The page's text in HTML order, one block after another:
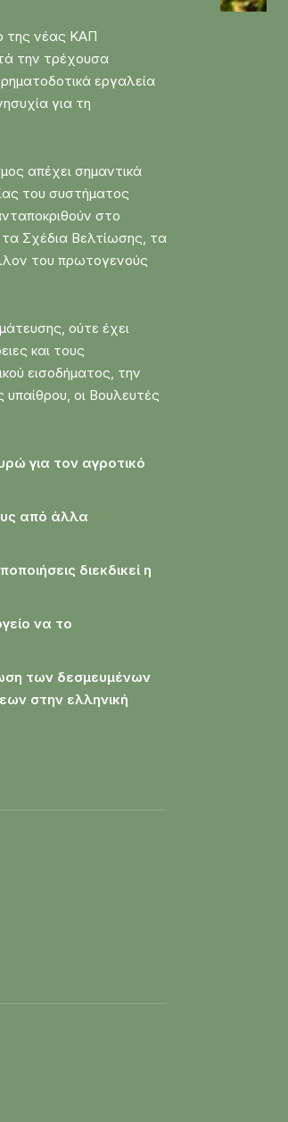
της νέας ΚΑΠ
την τρέχουσα
εργαλεία
για τη
απέχει σημαντικά
του συστήματος
στο
Σχέδια Βελτίωσης, τα
του πρωτογενούς
ούτε έχει
και τους
εισοδήματος, την
οι Βουλευτές
για τον αγροτικό
από άλλα
διεκδικεί η
να το
των δεσμευμένων
στην ελληνική